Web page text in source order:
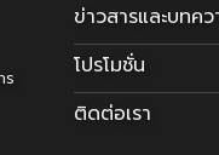
ร
ข่าวสารและบทคว
โปรโมชั่น
ติดต่อเรา